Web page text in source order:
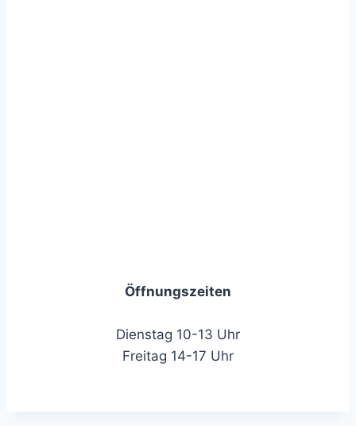
Öffnungszeiten
Dienstag 10-13 Uhr
Freitag 14-17 Uhr